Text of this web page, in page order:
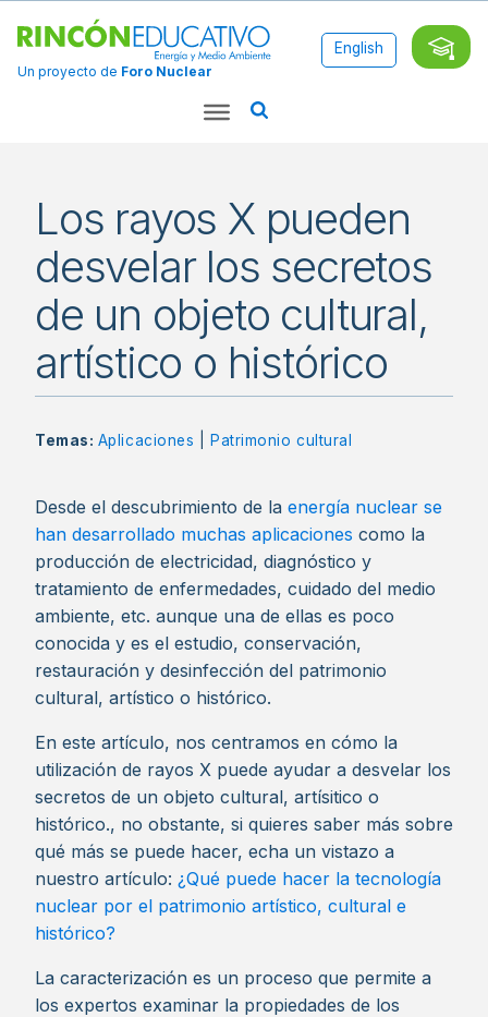
Un proyecto de Foro Nuclear
English
Los rayos X pueden
desvelar los secretos
de un objeto cultural,
artístico o histórico
Temas: Aplicaciones Patrimonio cultural
Desde el descubrimiento de la energía nuclear se
han desarrollado muchas aplicaciones como la
producción de electricidad, diagnóstico y
tratamiento de enfermedades, cuidado del medio
ambiente, etc. aunque una de ellas es poco
conocida y es el estudio, conservación,
restauración y desinfección del patrimonio
cultural, artístico o histórico.
En este artículo, nos centramos en cómo la
utilización de rayos X puede ayudar a desvelar los
secretos de un objeto cultural, artísitico o
histórico., no obstante, si quieres saber más sobre
qué más se puede hacer, echa un vistazo a
nuestro artículo: ¿Qué puede hacer la tecnología
nuclear por el patrimonio artístico, cultural e
histórico?
La caracterización es un proceso que permite a
los expertos examinar la propiedades de los